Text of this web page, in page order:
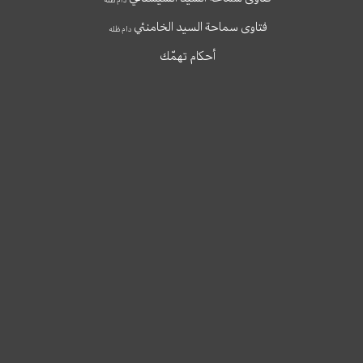
فتاوى سماحة السيد الخامنئيدام ظله
أحكام تهمّك